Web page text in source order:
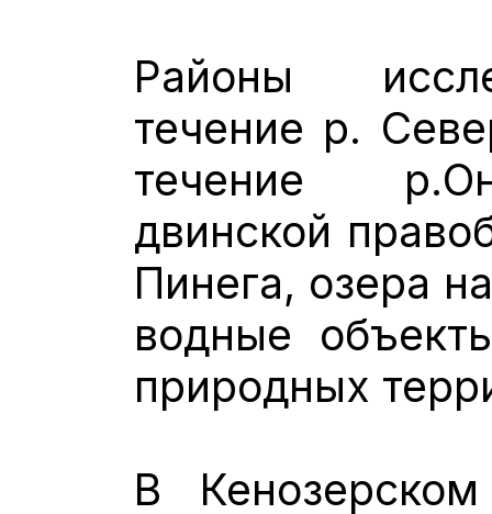
Районы
течение р.
течение
двинской
Пинега, озера
водные
природных
В